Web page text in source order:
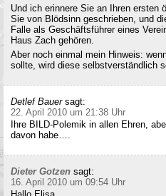
Und ich erinnere Sie an Ihren ersten
Sie von Blödsinn geschrieben, und
Falle als Geschäftsführer eines
Haus Zach gehören.
Aber noch einmal mein Hinweis:
sollte, wird diese selbstverständlich
Detlef Bauer sagt:
22. April 2010 um 21:38 Uhr
Ihre BILD-Polemik in allen Ehren,
davon habe….
Dieter Gotzen sagt:
16. April 2010 um 09:54 Uhr